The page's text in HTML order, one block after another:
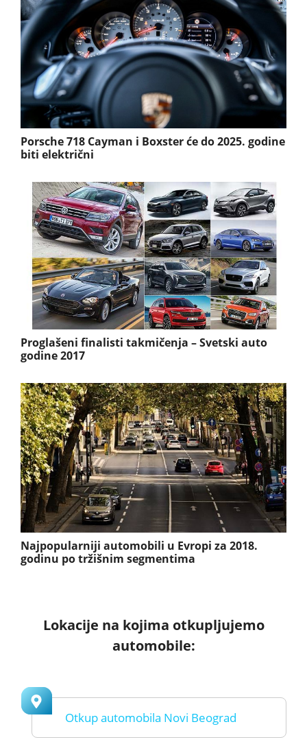
Porsche 718 Cayman i Boxster će do 2025. godine
biti električni
Proglašeni finalisti takmičenja – Svetski auto
godine 2017
Najpopularniji automobili u Evropi za 2018.
godinu po tržišnim segmentima
Lokacije na kojima otkupljujemo
automobile:
Otkup automobila Novi Beograd